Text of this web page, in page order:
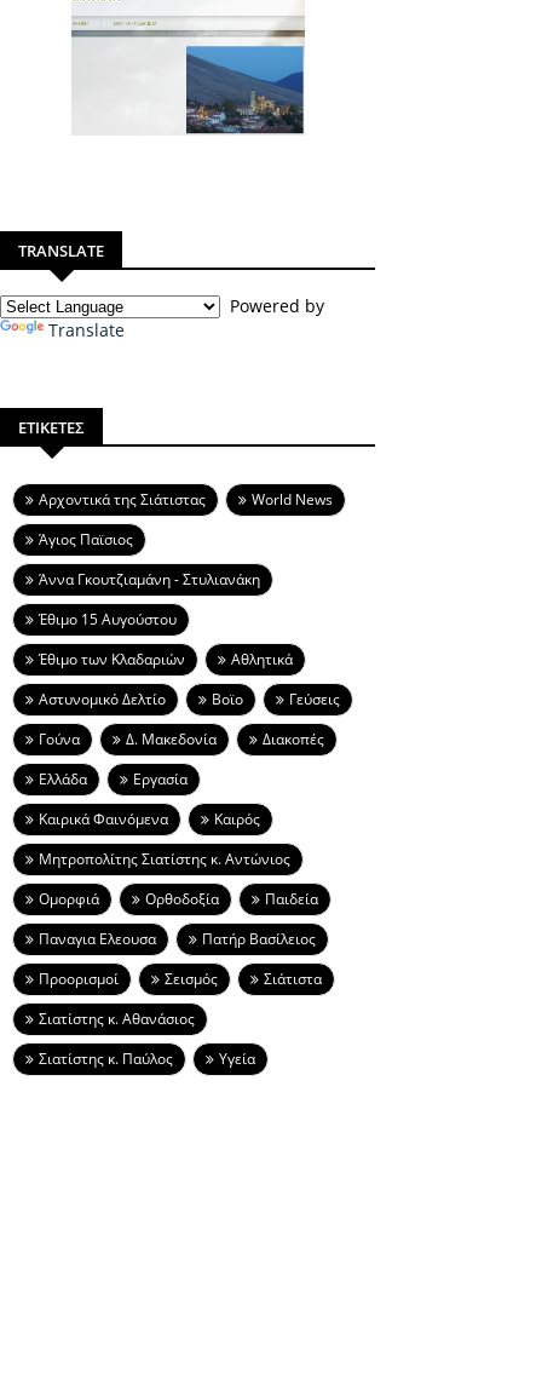
TRANSLATE
Powered by
Translate
ΕΤΙΚΕΤΕΣ
Aρχοντικά της Σιάτιστας
World News
Άγιος Παϊσιος
Άννα Γκουτζιαμάνη - Στυλιανάκη
Έθιμο 15 Αυγούστου
Έθιμο των Κλαδαριών
Αθλητικά
Αστυνομικό Δελτίο
Βοϊο
Γεύσεις
Γούνα
Δ. Μακεδονία
Διακοπές
Ελλάδα
Εργασία
Καιρικά Φαινόμενα
Καιρός
Μητροπολίτης Σιατίστης κ. Αντώνιος
Ομορφιά
Ορθοδοξία
Παιδεία
Παναγια Ελεουσα
Πατήρ Βασίλειος
Προορισμοί
Σεισμός
Σιάτιστα
Σιατίστης κ. Αθανάσιος
Σιατίστης κ. Παύλος
Υγεία